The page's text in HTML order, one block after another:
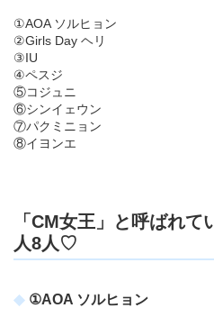
①AOA ソルヒョン
②Girls Day ヘリ
③IU
④ペスジ
⑤コジュニ
⑥シンイェウン
⑦パクミニョン
⑧イヨンエ
「CM女王」と呼ばれ
人8人♡
①AOA ソルヒョン